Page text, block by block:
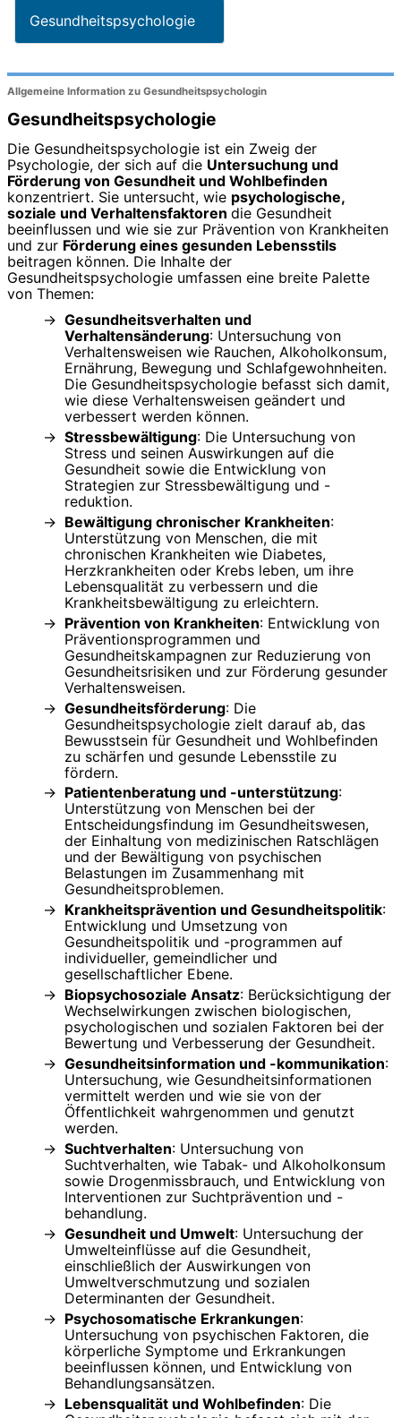
Gesundheitspsychologie
Allgemeine Information zu Gesundheitspsychologin
Gesundheitspsychologie
Die Gesundheitspsychologie ist ein Zweig der
Psychologie, der sich auf die Untersuchung und
Förderung von Gesundheit und Wohlbefinden
konzentriert. Sie untersucht, wie psychologische,
soziale und Verhaltensfaktoren die Gesundheit
beeinflussen und wie sie zur Prävention von Krankheiten
und zur Förderung eines gesunden Lebensstils
beitragen können. Die Inhalte der
Gesundheitspsychologie umfassen eine breite Palette
von Themen:
Gesundheitsverhalten und
Verhaltensänderung: Untersuchung von
Verhaltensweisen wie Rauchen, Alkoholkonsum,
Ernährung, Bewegung und Schlafgewohnheiten.
Die Gesundheitspsychologie befasst sich damit,
wie diese Verhaltensweisen geändert und
verbessert werden können.
Stressbewältigung: Die Untersuchung von
Stress und seinen Auswirkungen auf die
Gesundheit sowie die Entwicklung von
Strategien zur Stressbewältigung und -
reduktion.
Bewältigung chronischer Krankheiten:
Unterstützung von Menschen, die mit
chronischen Krankheiten wie Diabetes,
Herzkrankheiten oder Krebs leben, um ihre
Lebensqualität zu verbessern und die
Krankheitsbewältigung zu erleichtern.
Prävention von Krankheiten: Entwicklung von
Präventionsprogrammen und
Gesundheitskampagnen zur Reduzierung von
Gesundheitsrisiken und zur Förderung gesunder
Verhaltensweisen.
Gesundheitsförderung: Die
Gesundheitspsychologie zielt darauf ab, das
Bewusstsein für Gesundheit und Wohlbefinden
zu schärfen und gesunde Lebensstile zu
fördern.
Patientenberatung und -unterstützung:
Unterstützung von Menschen bei der
Entscheidungsfindung im Gesundheitswesen,
der Einhaltung von medizinischen Ratschlägen
und der Bewältigung von psychischen
Belastungen im Zusammenhang mit
Gesundheitsproblemen.
Krankheitsprävention und Gesundheitspolitik:
Entwicklung und Umsetzung von
Gesundheitspolitik und -programmen auf
individueller, gemeindlicher und
gesellschaftlicher Ebene.
Biopsychosoziale Ansatz: Berücksichtigung der
Wechselwirkungen zwischen biologischen,
psychologischen und sozialen Faktoren bei der
Bewertung und Verbesserung der Gesundheit.
Gesundheitsinformation und -kommunikation:
Untersuchung, wie Gesundheitsinformationen
vermittelt werden und wie sie von der
Öffentlichkeit wahrgenommen und genutzt
werden.
Suchtverhalten: Untersuchung von
Suchtverhalten, wie Tabak- und Alkoholkonsum
sowie Drogenmissbrauch, und Entwicklung von
Interventionen zur Suchtprävention und -
behandlung.
Gesundheit und Umwelt: Untersuchung der
Umwelteinflüsse auf die Gesundheit,
einschließlich der Auswirkungen von
Umweltverschmutzung und sozialen
Determinanten der Gesundheit.
Psychosomatische Erkrankungen:
Untersuchung von psychischen Faktoren, die
körperliche Symptome und Erkrankungen
beeinflussen können, und Entwicklung von
Behandlungsansätzen.
Lebensqualität und Wohlbefinden: Die